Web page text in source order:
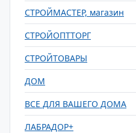
СТРОЙМАСТЕР, магазин
СТРОЙОПТТОРГ
СТРОЙТОВАРЫ
ДОМ
ВСЕ ДЛЯ ВАШЕГО ДОМА
ЛАБРАДОР+